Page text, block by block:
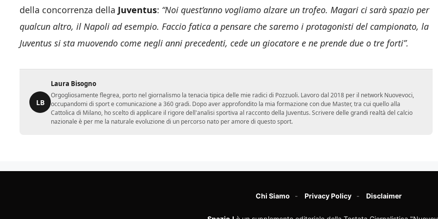
della concorrenza della Juventus: “Noi quest’anno vogliamo alzare un trofeo. Magari ci sarà spazio per
qualcun altro, il Napoli ad esempio. Faccio fatica a pensare che saremo i protagonisti del campionato, la
Juventus si sta muovendo come negli anni precedenti, cede un giocatore e ne prende due o tre forti”.
LB
Laura Bisogno
Orgogliosamente flegrea, porto nel giornalismo la tenacia tipica delle mie radici di Pozzuoli. Lavoro dal 2018 per il network Nuovevoci,
occupandomi di sport e comunicazione a 360 gradi. Dopo aver approfondito la mia formazione con due Master, tra cui quello alla
Cattolica di Milano, ho scelto di applicare il rigore dell'analisi sportiva al racconto della Juventus. Scrivere delle grandi realtà del calcio
nazionale è per me la naturale evoluzione di un percorso nato per amore di questo sport.
Chi Siamo Privacy Policy Disclaimer